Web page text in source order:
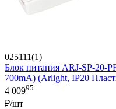
025111(1)
Блок питания ARJ-SP-20-
700mA) (Arlight, IP20
4 00995
₽/шт